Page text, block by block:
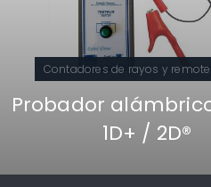
Contadores de rayos y
Probador
1D+ / 2D®